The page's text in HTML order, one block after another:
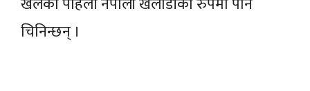
चिनिन्छन् ।